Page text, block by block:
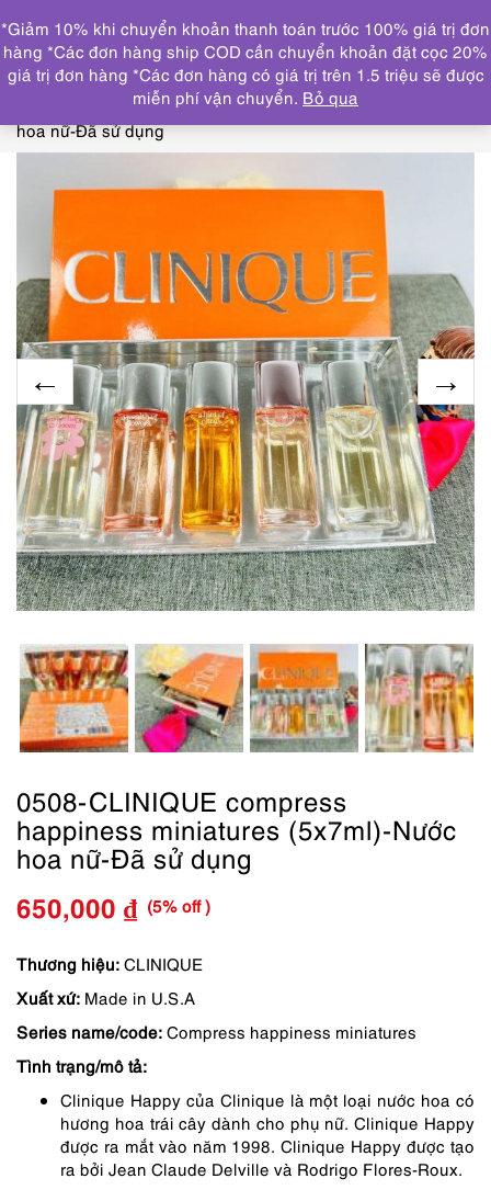
DANH MỤC
Trang chủ NƯỚC HOA CHAI NHỎ/MINI(≤ 15ml)
0508-
CLINIQUE compress happiness miniatures (5x7ml)-Nước
hoa nữ-Đã sử dụng
0508-CLINIQUE compress
happiness miniatures (5x7ml)-Nước
hoa nữ-Đã sử dụng
Giá
gốc
là:
689,000 ₫.
650,000 ₫
Giá
hiện
tại
là:
650,000 ₫.
(5% off )
Thương hiệu: CLINIQUE
Xuất xứ: Made in U.S.A
Series name/code: Compress happiness miniatures
Tình trạng/mô tả:
Clinique Happy của Clinique là một loại nước hoa có
hương hoa trái cây dành cho phụ nữ. Clinique Happy
được ra mắt vào năm 1998. Clinique Happy được tạo
ra bởi Jean Claude Delville và Rodrigo Flores-Roux.
*Giảm 10% khi chuyển khoản thanh toán trước 100% giá trị đơn
hàng *Các đơn hàng ship COD cần chuyển khoản đặt cọc 20%
giá trị đơn hàng *Các đơn hàng có giá trị trên 1.5 triệu sẽ được
miễn phí vận chuyển. Bỏ qua